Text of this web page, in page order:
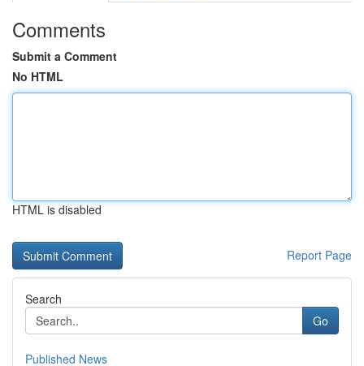
Comments
Submit a Comment
No HTML
HTML is disabled
Report Page
Search
Go
Published News